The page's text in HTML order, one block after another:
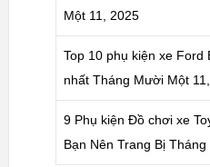
Một 11, 2025
Top 10 phụ kiện xe Ford
nhất Tháng Mười Một
9 Phụ kiện Đồ chơi xe
Bạn Nên Trang Bị Tháng